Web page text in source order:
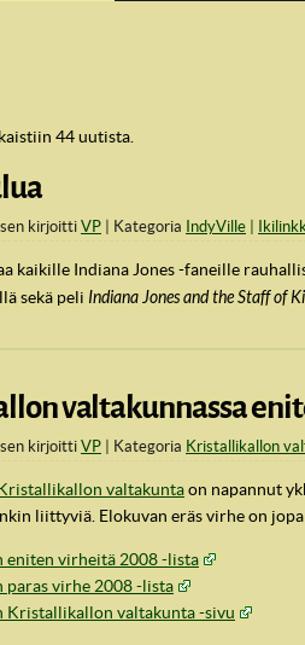
44 uutista.
kirjoittiVP Kategoria IndyVille
kaikille Indiana Jones -faneille
sekä peli Indiana Jones and the Staff of
valtakunnassa
kirjoittiVP Kategoria Kristallikallon
valtakuntaon napannut
liittyviä. Elokuvan eräs virhe on
eniten virheitä 2008 -lista
paras virhe 2008 -lista
Kristallikallon valtakunta -sivu